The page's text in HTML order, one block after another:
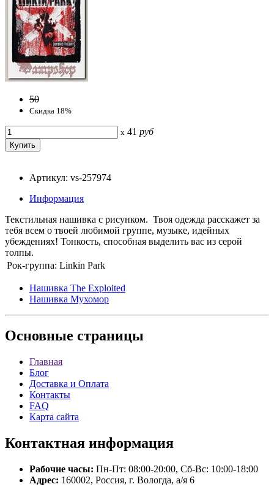
50
Скидка 18%
x 41 руб
Артикул: vs-257974
Информация
Текстильная нашивка с рисунком. Твоя одежда расскажет за
тебя всем о твоей любимой группе, музыке, идейных
убеждениях! Тонкость, способная выделить вас из серой
толпы.
Рок-группа: Linkin Park
Нашивка The Exploited
Нашивка Мухомор
Основные страницы
Главная
Блог
Доставка и Оплата
Контакты
FAQ
Карта сайта
Контактная информация
Рабочие часы: Пн-Пт: 08:00-20:00, Сб-Вс: 10:00-18:00
Адрес: 160002, Россия, г. Вологда, а/я 6